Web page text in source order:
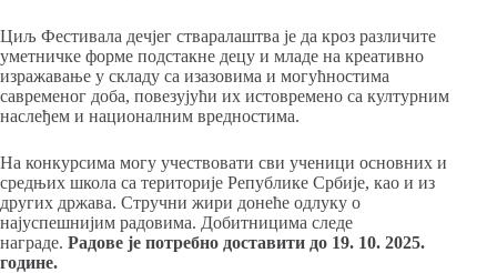
Циљ Фестивала дечјег стваралаштва је да кроз различите
уметничке форме подстакне децу и младе на креативно
изражавање у складу са изазовима и могућностима
савременог доба, повезујући их истовремено са културним
наслеђем и националним вредностима.
На конкурсима могу учествовати сви ученици основних и
средњих школа са територије Републике Србије, као и из
других држава. Стручни жири донеће одлуку о
најуспешнијим радовима. Добитницима следе
награде. Радове је потребно доставити до 19. 10. 2025.
године.